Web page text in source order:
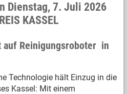
Dienstag, 7. Juli 2026
KASSEL
auf Reinigungsroboter in
Technologie hält Einzug in die
Kassel: Mit einem